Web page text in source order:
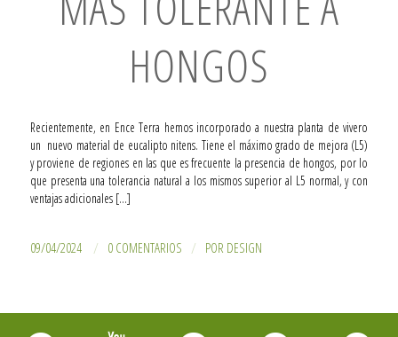
HONGOS
Recientemente, en Ence Terra hemos incorporado a nuestra planta de vivero
un nuevo material de eucalipto nitens. Tiene el máximo grado de mejora (L5)
y proviene de regiones en las que es frecuente la presencia de hongos, por lo
que presenta una tolerancia natural a los mismos superior al L5 normal, y con
ventajas adicionales […]
09/04/2024 / 0 COMENTARIOS / POR DESIGN